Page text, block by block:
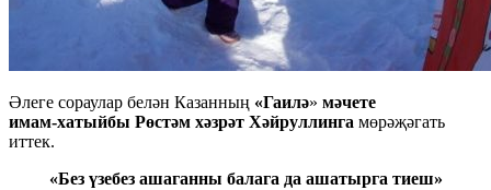
Әлеге сораулар белән Казанның «Гаилә» мәчете
имам-хатыйбы Рөстәм хәзрәт Хәйруллинга мөрәҗәгать
иттек.
«Без үзебез ашаганны балага да ашатырга тиеш»